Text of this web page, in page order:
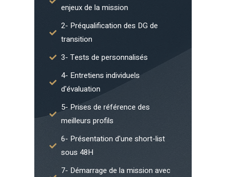
enjeux de la mission
2- Préqualification des DG de
transition
3- Tests de personnalisés
4- Entretiens individuels
d'évaluation
5- Prises de référence des
meilleurs profils
6- Présentation d'une short-list
sous 48H
7- Démarrage de la mission avec